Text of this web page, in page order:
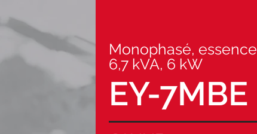
Monophasé, essence
6,7 kVA, 6 kW
EY-7MBE